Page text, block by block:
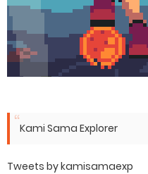
Kami Sama Explorer
Tweets by kamisamaexp